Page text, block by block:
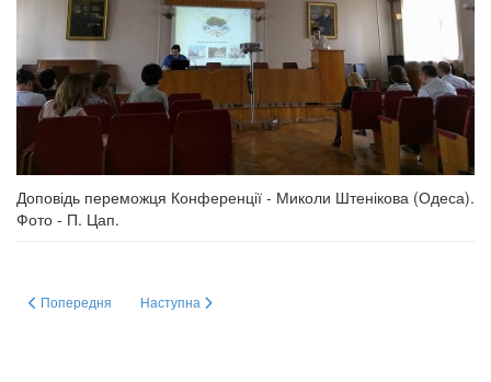
Доповідь переможця Конференції - Миколи Штенікова (Одеса).
Фото - П. Цап.
Попередня стаття: Modern Aspects of Biochemistry and Biotechnology-
Попередня Наступна стаття: "Актуальні проблеми біохімії та
Наступна